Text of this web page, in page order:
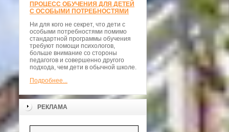
ПРОЦЕСС ОБУЧЕНИЯ ДЛЯ ДЕТЕЙ
С ОСОБЫМИ ПОТРЕБНОСТЯМИ
Ни для кого не секрет, что дети с
особыми потребностями помимо
стандартной программы обучения
требуют помощи психологов,
больше внимание со стороны
педагогов и совершенно другого
подхода, чем дети в обычной школе.
Подробнее...
РЕКЛАМА